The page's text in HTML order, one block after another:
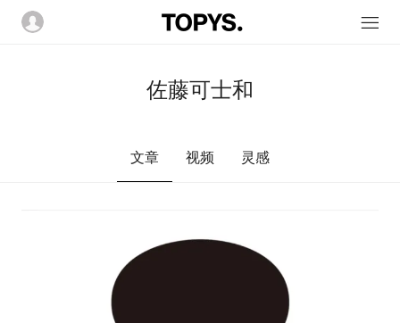
佐藤可士和
文章 视频 灵感